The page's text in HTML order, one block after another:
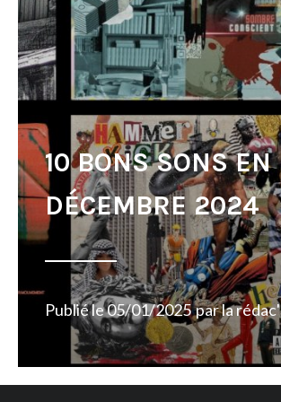
10 BONS SONS EN
DÉCEMBRE 2024
Publié le05/01/2025 parla rédac'